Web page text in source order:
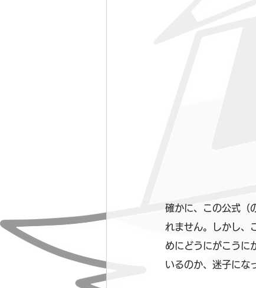
確かに、この公式（
れません。しかし、
めにどうにがこうに
いるのか、迷子にな